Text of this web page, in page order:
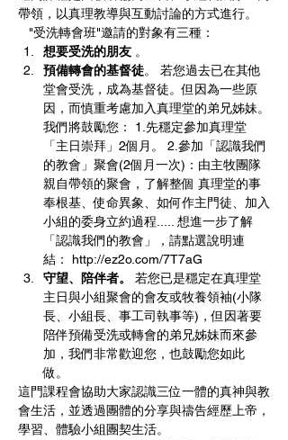
帶領，以真理教導與互動討論的方式進行。
"受洗轉會班"邀請的對象有三種：
想要受洗的朋友 。
預備轉會的基督徒。 若您過去已在其他
堂會受洗，成為基督徒。但因為一些原
因，而慎重考慮加入真理堂的弟兄姊妹。
我們將鼓勵您： 1.先穩定參加真理堂
「主日崇拜」2個月。 2.參加「認識我們
的教會」聚會(2個月一次)：由主牧團隊
親自帶領的聚會，了解整個 真理堂的事
奉根基、使命異象、如何作主門徒、加入
小組的委身立約過程..... 想進一步了解
「認識我們的教會」，請點選說明連
結： http://ez2o.com/7T7aG
守望、陪伴者。
若您已是穩定在真理堂
主日與小組聚會的會友或牧養領袖(小隊
長、小組長、事工司執事等)，但因著要
陪伴預備受洗或轉會的弟兄姊妹而來參
加，我們非常歡迎您，也鼓勵您如此
做。
這門課程會協助大家認識三位一體的真神與教
會生活，並透過團體的分享與禱告經歷上帝，
學習、體驗小組團契生活。